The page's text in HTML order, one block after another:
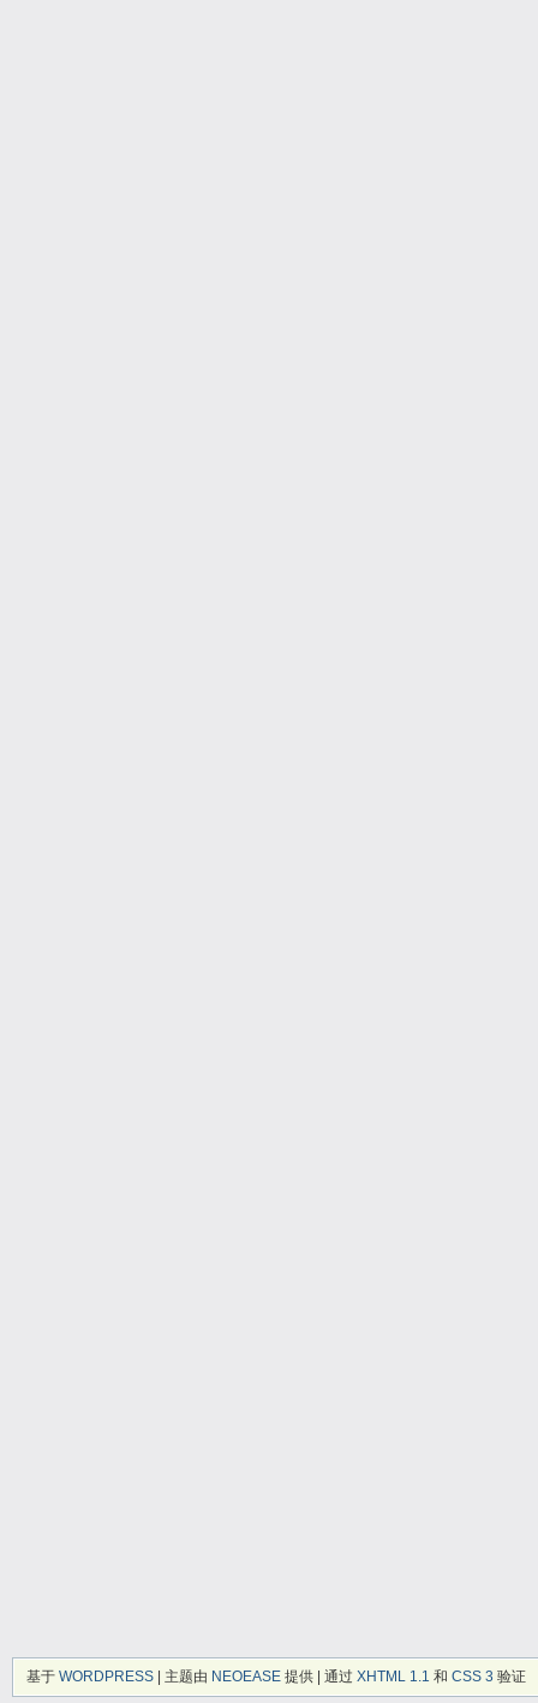
基于 WORDPRESS | 主题由 NEOEASE 提供 | 通过 XHTML 1.1 和 CSS 3 验证